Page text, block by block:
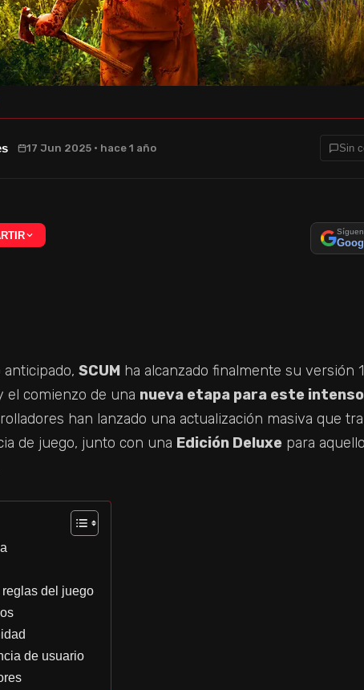
17 Jun 2025 · hace 1 año Sin
SCUM ha alcanzado finalmente su versión
el comienzo de una nueva etapa para este intenso
han lanzado una actualización masiva que
de juego, junto con una Edición Deluxe para
del juego
de usuario